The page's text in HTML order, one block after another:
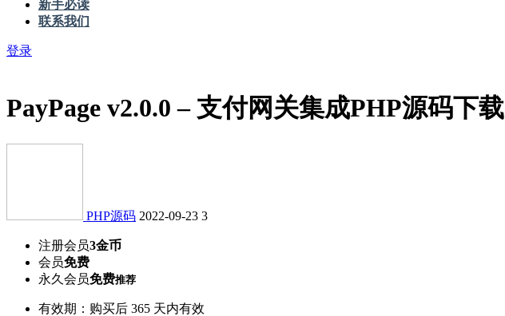
新手必读
联系我们
登录
PayPage v2.0.0 – 支付网关集成PHP源码下载
PHP源码 2022-09-23 3
注册会员3金币
会员免费
永久会员免费推荐
有效期：购买后 365 天内有效